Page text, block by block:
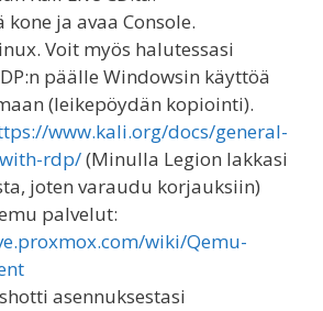
kone ja avaa Console.
Voit myös halutessasi
päälle Windowsin käyttöä
(leikepöydän kopiointi).
www.kali.org/docs/general-
rdp/(Minulla Legion lakkasi
joten varaudu korjauksiin)
palvelut:
wiki/Qemu-
asennuksestasi